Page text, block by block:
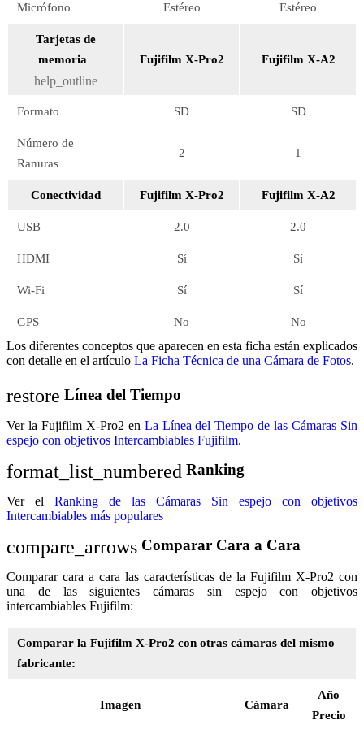
Micrófono Estéreo Estéreo
Tarjetas de
memoria
help_outline
Fujifilm X-Pro2 Fujifilm X-A2
Formato SD SD
Número de
Ranuras
2 1
Conectividad Fujifilm X-Pro2 Fujifilm X-A2
USB 2.0 2.0
HDMI Sí Sí
Wi-Fi Sí Sí
GPS No No
Los diferentes conceptos que aparecen en esta ficha están explicados
con detalle en el artículo La Ficha Técnica de una Cámara de Fotos.
restore Línea del Tiempo
Ver la Fujifilm X-Pro2 en La Línea del Tiempo de las Cámaras Sin
espejo con objetivos Intercambiables Fujifilm.
format_list_numbered Ranking
Ver el Ranking de las Cámaras Sin espejo con objetivos
Intercambiables más populares
compare_arrows Comparar Cara a Cara
Comparar cara a cara las características de la Fujifilm X-Pro2 con
una de las siguientes cámaras sin espejo con objetivos
intercambiables Fujifilm:
Comparar la Fujifilm X-Pro2 con otras cámaras del mismo
fabricante:
Imagen Cámara
Año
Precio